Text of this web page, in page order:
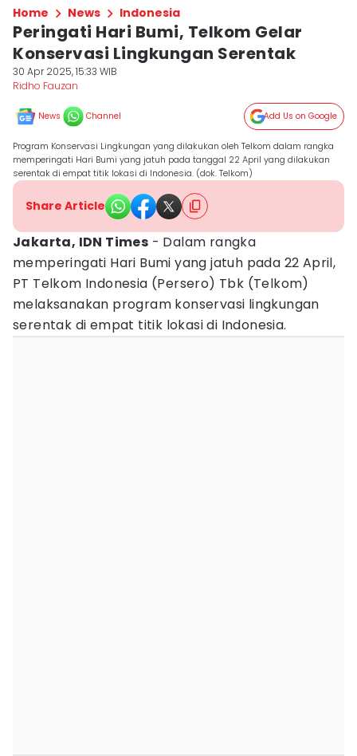
Home News Indonesia
Peringati Hari Bumi, Telkom Gelar
Konservasi Lingkungan Serentak
30 Apr 2025, 15:33 WIB
Ridho Fauzan
News Channel Add Us on Google
Program Konservasi Lingkungan yang dilakukan oleh Telkom dalam rangka
memperingati Hari Bumi yang jatuh pada tanggal 22 April yang dilakukan
serentak di empat titik lokasi di Indonesia. (dok. Telkom)
Share Article
Jakarta, IDN Times - Dalam rangka
memperingati Hari Bumi yang jatuh pada 22 April,
PT Telkom Indonesia (Persero) Tbk (Telkom)
melaksanakan program konservasi lingkungan
serentak di empat titik lokasi di Indonesia.